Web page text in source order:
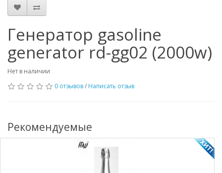
Генератор gasoline
generator rd-gg02 (2000w)
Нет в наличии
0 отзывов/ Написать отзыв
Рекомендуемые